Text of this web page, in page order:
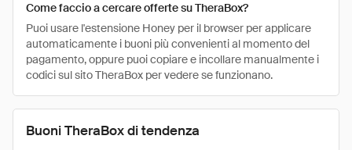
Come faccio a cercare offerte su TheraBox?
Puoi usare l'estensione Honey per il browser per applicare
automaticamente i buoni più convenienti al momento del
pagamento, oppure puoi copiare e incollare manualmente i
codici sul sito TheraBox per vedere se funzionano.
Buoni TheraBox di tendenza